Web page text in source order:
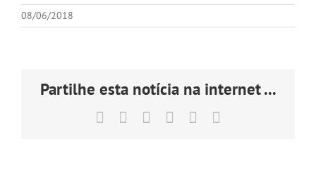
08/06/2018
Partilhe esta notícia na internet ...
Facebook LinkedInTumblrPinterest